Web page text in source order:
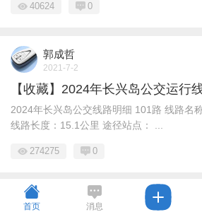
40624 0
郭成哲
2021-7-2
【收藏】2024年长兴岛公交运行
2024年长兴岛公交线路明细 101路 线路名
线路长度：15.1公里 途径站点： ...
274275 0
首页 消息